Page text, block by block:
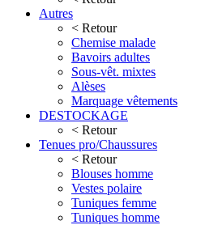
Autres
< Retour
Chemise malade
Bavoirs adultes
Sous-vêt. mixtes
Alèses
Marquage vêtements
DESTOCKAGE
< Retour
Tenues pro/Chaussures
< Retour
Blouses homme
Vestes polaire
Tuniques femme
Tuniques homme